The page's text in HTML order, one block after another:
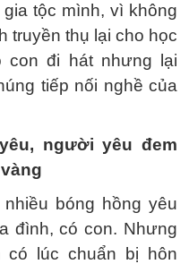
tộc mình, vì không
truyền thụ lại cho học
con đi hát nhưng lại
tiếp nối nghề của
người yêu đem
bóng hồng yêu
đình, có con. Nhưng
có lúc chuẩn bị hôn